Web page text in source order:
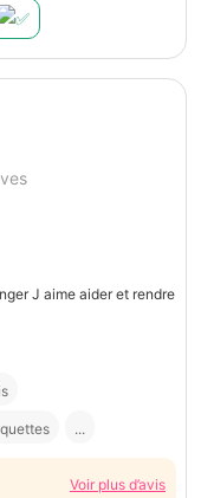
J aime aider et rendre
...
Voir plus d’avis